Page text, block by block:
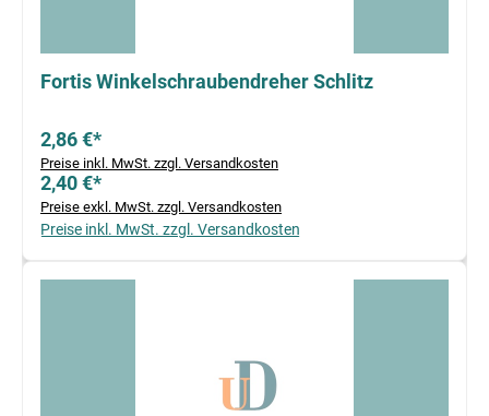
Fortis Winkelschraubendreher Schlitz
2,86 €*
Preise inkl. MwSt. zzgl. Versandkosten
2,40 €*
Preise exkl. MwSt. zzgl. Versandkosten
Preise inkl. MwSt. zzgl. Versandkosten